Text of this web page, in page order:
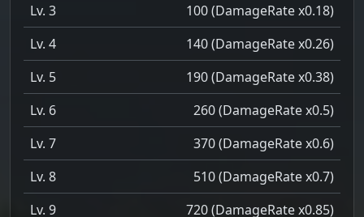
Lv. 3
100 (DamageRate x0.18)
Lv. 4
140 (DamageRate x0.26)
Lv. 5
190 (DamageRate x0.38)
Lv. 6
260 (DamageRate x0.5)
Lv. 7
370 (DamageRate x0.6)
Lv. 8
510 (DamageRate x0.7)
Lv. 9
720 (DamageRate x0.85)